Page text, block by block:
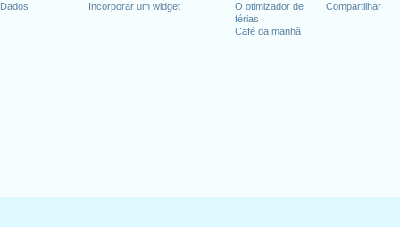
Dados
Incorporar um widget
O otimizador de
férias
Café da manhã
Compartilhar